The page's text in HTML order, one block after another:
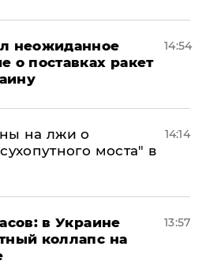
неожиданное
о поставках ракет
14:54
на лжи о
моста" в
14:14
в Украине
коллапс на
13:57